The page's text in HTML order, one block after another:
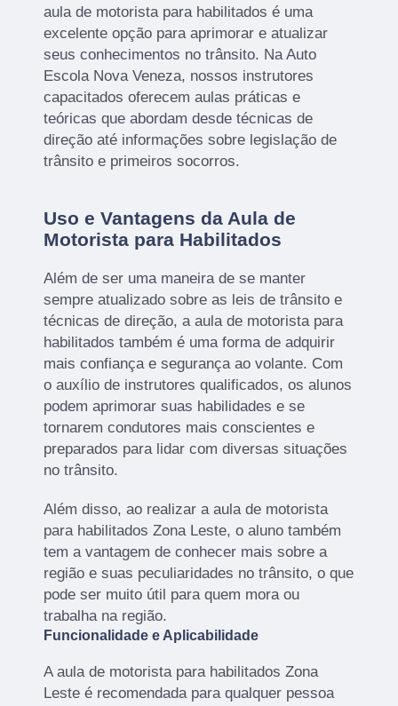
aula de motorista para habilitados é uma
excelente opção para aprimorar e atualizar
seus conhecimentos no trânsito. Na Auto
Escola Nova Veneza, nossos instrutores
capacitados oferecem aulas práticas e
teóricas que abordam desde técnicas de
direção até informações sobre legislação de
trânsito e primeiros socorros.
Uso e Vantagens da Aula de
Motorista para Habilitados
Além de ser uma maneira de se manter
sempre atualizado sobre as leis de trânsito e
técnicas de direção, a aula de motorista para
habilitados também é uma forma de adquirir
mais confiança e segurança ao volante. Com
o auxílio de instrutores qualificados, os alunos
podem aprimorar suas habilidades e se
tornarem condutores mais conscientes e
preparados para lidar com diversas situações
no trânsito.
Além disso, ao realizar a aula de motorista
para habilitados Zona Leste, o aluno também
tem a vantagem de conhecer mais sobre a
região e suas peculiaridades no trânsito, o que
pode ser muito útil para quem mora ou
trabalha na região.
Funcionalidade e Aplicabilidade
A aula de motorista para habilitados Zona
Leste é recomendada para qualquer pessoa